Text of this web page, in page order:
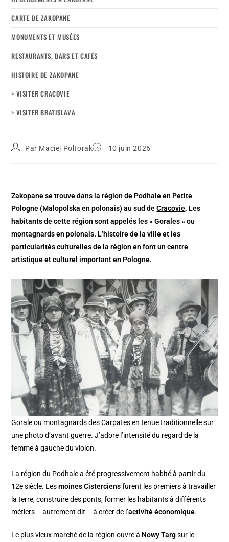
CARTE DE ZAKOPANE
MONUMENTS ET MUSÉES
RESTAURANTS, BARS ET CAFÉS
HISTOIRE DE ZAKOPANE
> VISITER CRACOVIE
> VISITER BRATISLAVA
Par Maciej Poltorak 10 juin 2026
Zakopane se trouve dans la région de Podhale en Petite
Pologne (Malopolska en polonais) au sud deCracovie. Les
habitants de cette région sont appelés les « Gorales » ou
montagnards en polonais. L’histoire de la ville et les
particularités culturelles de la région en font un centre
artistique et culturel important en Pologne.
Gorale ou montagnards des Carpates en tenue traditionnelle sur
une photo d’avant guerre. J’adore l’intensité du regard de la
femme à gauche du violon.
La région du Podhale a été progressivement habité à partir du
12e siècle. Lesmoines Cisterciensfurent les premiers à travailler
la terre, construire des ponts, former les habitants à différents
métiers – autrement dit – à créer de l’activité économique.
Le plus vieux marché de la région ouvre à Nowy Targsur le